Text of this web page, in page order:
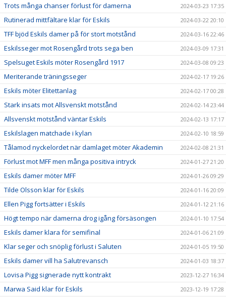
Trots många chanser förlust för damerna 2024-03-23 17:35
Rutinerad mittfältare klar för Eskils 2024-03-22 20:10
TFF bjöd Eskils damer på för stort motstånd 2024-03-16 22:46
Eskilsseger mot Rosengård trots sega ben 2024-03-09 17:31
Spelsuget Eskils möter Rosengård 1917 2024-03-08 09:23
Meriterande träningsseger 2024-02-17 19:26
Eskils möter Elitettanlag 2024-02-17 00:28
Stark insats mot Allsvenskt motstånd 2024-02-14 23:44
Allsvenskt motstånd väntar Eskils 2024-02-13 17:17
Eskilslagen matchade i kylan 2024-02-10 18:59
Tålamod nyckelordet när damlaget möter Akademin 2024-02-08 21:31
Förlust mot MFF men många positiva intryck 2024-01-27 21:20
Eskils damer möter MFF 2024-01-26 09:29
Tilde Olsson klar för Eskils 2024-01-16 20:09
Ellen Pigg fortsätter i Eskils 2024-01-12 21:16
Högt tempo när damerna drog igång försäsongen 2024-01-10 17:54
Eskils damer klara för semifinal 2024-01-06 21:09
Klar seger och snöplig förlust i Saluten 2024-01-05 19:50
Eskils damer vill ha Salutrevansch 2024-01-03 18:37
Lovisa Pigg signerade nytt kontrakt 2023-12-27 16:34
Marwa Said klar för Eskils 2023-12-19 17:28